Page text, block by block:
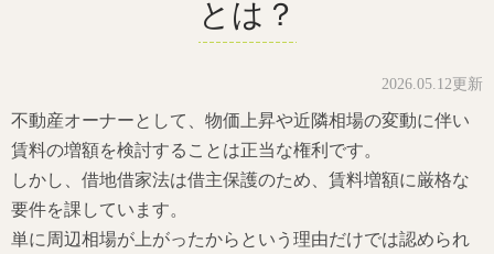
とは？
2026.05.12更新
不動産オーナーとして、物価上昇や近隣相場の変動に伴い
賃料の増額を検討することは正当な権利です。
しかし、借地借家法は借主保護のため、賃料増額に厳格な
要件を課しています。
単に周辺相場が上がったからという理由だけでは認められ